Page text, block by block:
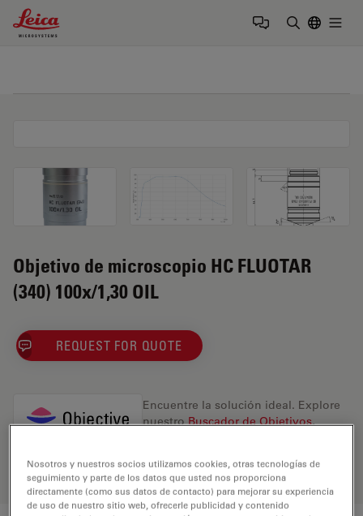
Leica Microsystems Logo
Objetivo de microscopio HC FLUOTAR
(340) 100x/1,30 OIL
REQUEST FOR QUOTE
Encuentre la solución ideal. Explore
nuestroBuscador de Objetivos,
necesidades.
Nosotros y nuestros socios utilizamos cookies, otras tecnologías de
seguimiento y parte de los datos que usted nos proporciona
directamente (como sus datos de contacto) para mejorar su experiencia
de uso de nuestro sitio web, ofrecerle publicidad y contenido